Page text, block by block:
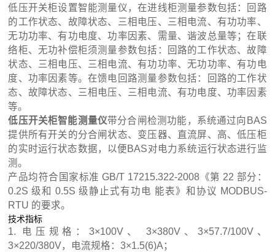
低压开关柜设置智能测量仪，在进线柜测量参数包括：回路
的工作状态、故障状态、三相电压、三相电流、有功功率、
无功功率、有功电度、功率因素、需量、谐波总量等；在联
络柜、无功补偿柜须测量参数包括：回路的工作状态、故障
状态、三相电压、三相电流、有功功率、无功功率、有功电
度、功率因素等。在馈电回路测量参数包括：回路的工作状
态、故障状态、三相电压、三相电流、有功电度、功率因素
等。
低压开关柜智能测量仪带分合闸检测功能，系统通过向BAS
提供所有开关的分合闸状态、变压器、直流屏、高、低压柜
的实时运行状态数据，以便BAS对电力系统运行状态进行监
测。
产品均符合国家标准 GB/T 17215.322-2008《第 22 部分：
0.2S 级和 0.5S 级静止式有功电 能表》和协议 MODBUS-
RTU 的要求。
技术指标
1. 电压规格：3×100V、 3×380V、3×57.7/100V、
3×220/380V，电流规格：3×1.5(6)A；